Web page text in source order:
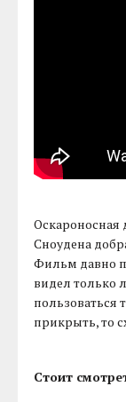
Оскароносная
Сноудена
Фильм давно
видел только
пользоваться
прикрыть, то
Стоит